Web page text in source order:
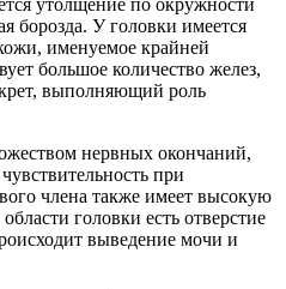
борозда. У головки имеется
именуемое крайней
большое количество желез,
выполняющий роль
нервных окончаний,
при
члена также имеет высокую
головки есть отверстие
выведение мочи и